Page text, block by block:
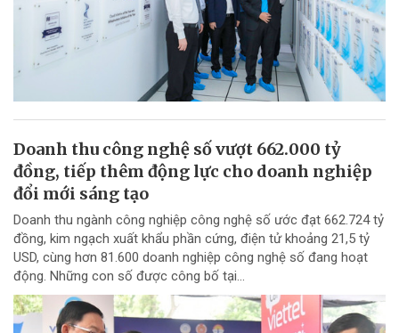
Doanh thu công nghệ số vượt 662.000 tỷ
đồng, tiếp thêm động lực cho doanh nghiệp
đổi mới sáng tạo
Doanh thu ngành công nghiệp công nghệ số ước đạt 662.724 tỷ
đồng, kim ngạch xuất khẩu phần cứng, điện tử khoảng 21,5 tỷ
USD, cùng hơn 81.600 doanh nghiệp công nghệ số đang hoạt
động. Những con số được công bố tại...